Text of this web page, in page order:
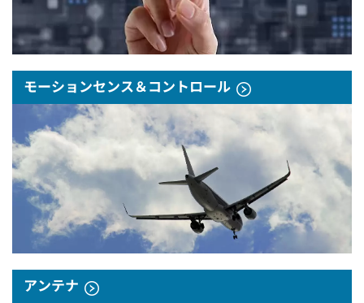
モーションセンス＆コントロール
アンテナ